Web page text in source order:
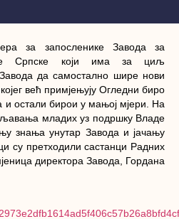
за запосленике Завода за
Српске који има за циљ
да самостално шире нови
већ примјењују Огледни биро
и остали бирои у мањој мјери. На
младих уз подршку Владе
знања унутар Завода и јачању
су претходили састанци Радних
директора Завода, Гордана